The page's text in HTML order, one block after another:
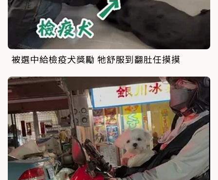
被選中給檢疫犬獎勵 牠舒服到翻肚任摸摸